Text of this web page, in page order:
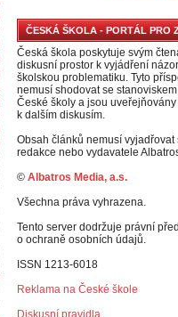
ČESKÁ ŠKOLA - PORTÁL PRO
Česká škola poskytuje svým
diskusní prostor k vyjádření
školskou problematiku. Tyto
nemusí shodovat se
České školy a jsou
k dalším diskusím.
Obsah článků nemusí vyjadřovat
redakce nebo vydavatele
© Albatros Media, a.s.
Všechna práva vyhrazena.
Tento server dodržuje právní
o ochraně osobních údajů.
ISSN 1213-6018
Reklama na České škole
Diskusní pravidla